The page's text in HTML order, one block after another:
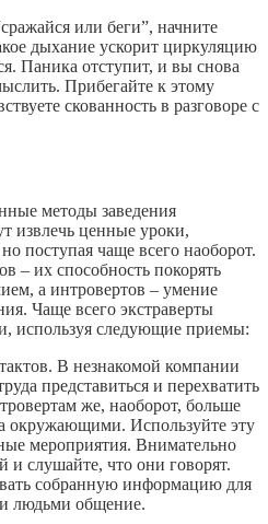
или беги”, начните
дыхание ускорит циркуляцию
Паника отступит, и вы снова
Прибегайте к этому
скованность в разговоре с
методы заведения
извлечь ценные уроки,
поступая чаще всего наоборот.
– их способность покорять
а интровертов – умение
Чаще всего экстраверты
используя следующие приемы:
В незнакомой компании
представиться и перехватить
же, наоборот, больше
окружающими. Используйте эту
мероприятия. Внимательно
слушайте, что они говорят.
собранную информацию для
людьми общение.